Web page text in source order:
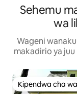
Sehemu
wa
Wageni
makadirio ya
Kipendwa cha
Kipendwa cha